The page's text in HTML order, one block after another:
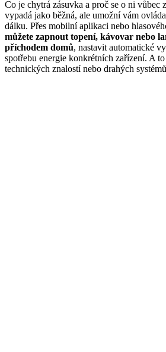
Co je chytrá zásuvka a proč se o ni vůbec
vypadá jako běžná, ale umožní vám
dálku. Přes mobilní aplikaci nebo
můžete zapnout topení, kávovar nebo
příchodem domů, nastavit automatické
spotřebu energie konkrétních zařízení. A
technických znalostí nebo drahých